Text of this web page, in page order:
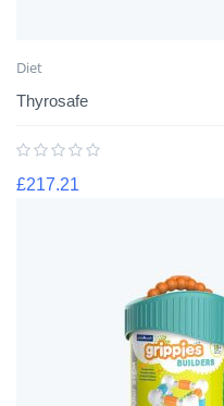
Diet
Thyrosafe
£217.21